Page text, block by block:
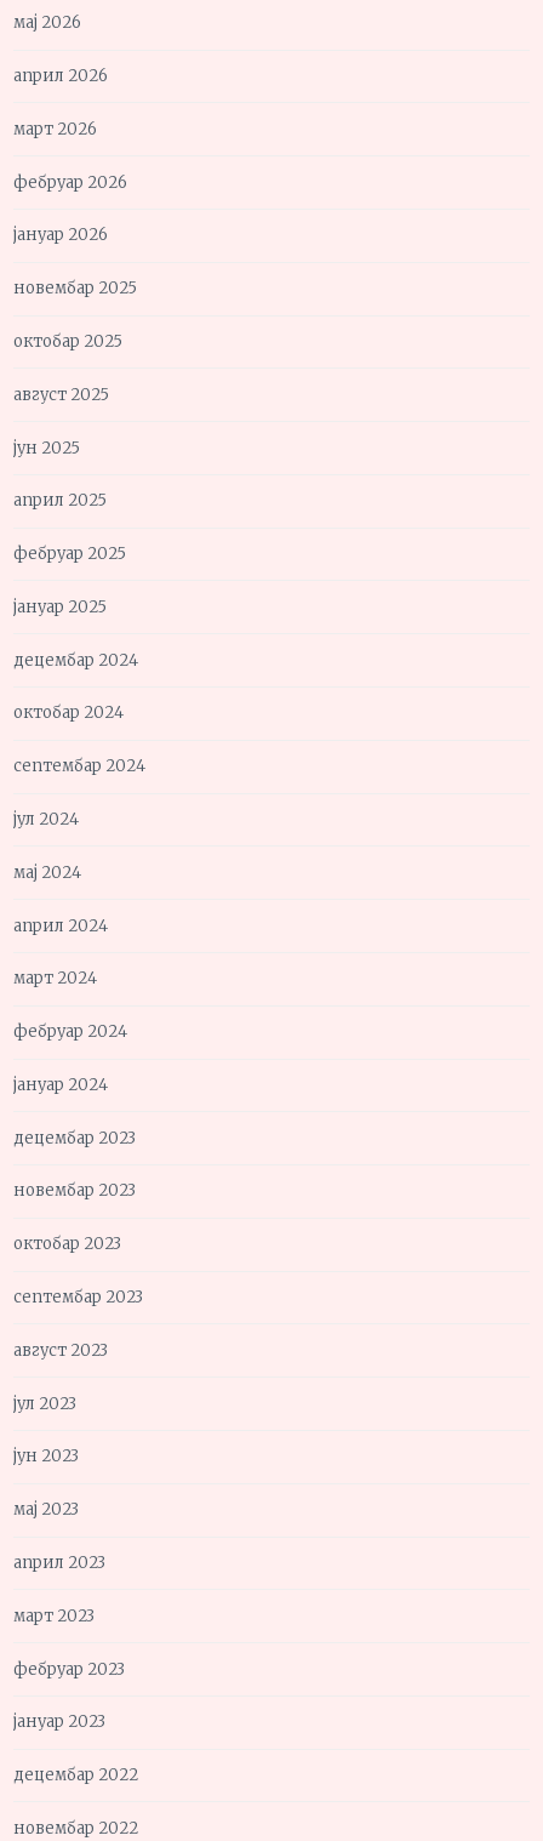
мај 2026
април 2026
март 2026
фебруар 2026
јануар 2026
новембар 2025
октобар 2025
август 2025
јун 2025
април 2025
фебруар 2025
јануар 2025
децембар 2024
октобар 2024
септембар 2024
јул 2024
мај 2024
април 2024
март 2024
фебруар 2024
јануар 2024
децембар 2023
новембар 2023
октобар 2023
септембар 2023
август 2023
јул 2023
јун 2023
мај 2023
април 2023
март 2023
фебруар 2023
јануар 2023
децембар 2022
новембар 2022